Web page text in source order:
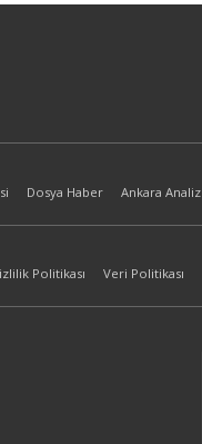
Dosya Haber Ankara Analiz
Politikası Veri Politikası